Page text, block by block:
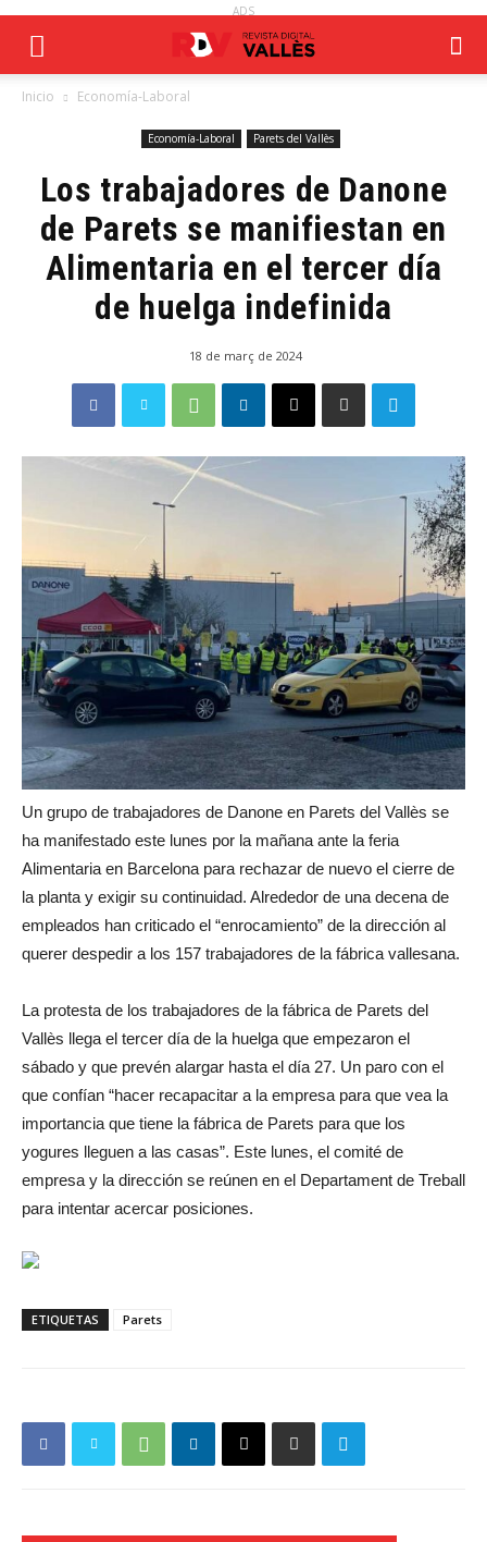
ADS
Inicio Economía-Laboral
Economía-Laboral Parets del Vallès
Los trabajadores de Danone
de Parets se manifiestan en
Alimentaria en el tercer día
de huelga indefinida
18 de març de 2024
Un grupo de trabajadores de Danone en Parets del Vallès se
ha manifestado este lunes por la mañana ante la feria
Alimentaria en Barcelona para rechazar de nuevo el cierre de
la planta y exigir su continuidad. Alrededor de una decena de
empleados han criticado el “enrocamiento” de la dirección al
querer despedir a los 157 trabajadores de la fábrica vallesana.
La protesta de los trabajadores de la fábrica de Parets del
Vallès llega el tercer día de la huelga que empezaron el
sábado y que prevén alargar hasta el día 27. Un paro con el
que confían “hacer recapacitar a la empresa para que vea la
importancia que tiene la fábrica de Parets para que los
yogures lleguen a las casas”. Este lunes, el comité de
empresa y la dirección se reúnen en el Departament de Treball
para intentar acercar posiciones.
ETIQUETAS Parets